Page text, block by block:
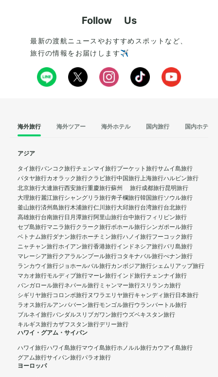
Follow Us
最新の渡航ニュースやおすすめスポットなど、
旅行の情報をお届けします✈️
海外旅行 海外ツアー 海外ホテル 国内旅行 国内ホテル
アジア
タイ旅行バンコク旅行チェンマイ旅行プーケット旅行サムイ島旅行
パタヤ旅行カオラック旅行クラビ旅行中国旅行上海旅行ハルビン旅行
北京旅行大連旅行西安旅行重慶旅行蘇州 旅行成都旅行昆明旅行
大理旅行麗江旅行シャングリラ旅行奔子欄旅行韓国旅行ソウル旅行
釜山旅行済州島旅行木浦旅行仁川旅行大邱旅行台湾旅行台北旅行
高雄旅行台南旅行日月潭旅行阿里山旅行台中旅行フィリピン旅行
セブ島旅行マニラ旅行クラーク旅行ボホール旅行シンガポール旅行
ベトナム旅行ダナン旅行ホーチミン旅行ハノイ旅行フーコック旅行
ニャチャン旅行ホイアン旅行香港旅行インドネシア旅行バリ島旅行
マレーシア旅行クアラルンプール旅行コタキナバル旅行ぺナン旅行
ランカウイ旅行ジョホールバル旅行カンボジア旅行シェムリアップ旅行
マカオ旅行モルディブ旅行マーレ旅行インド旅行チェンナイ旅行
バンガロール旅行ネパール旅行 ミャンマー旅行スリランカ旅行
シギリヤ旅行コロンボ旅行ヌワラエリヤ旅行キャンディ旅行日本旅行
ラオス旅行ルアンパバーン旅行モンゴル旅行ウランバートル旅行
ブルネイ旅行バンダルスリブガワン旅行ウズベキスタン旅行
キルギス旅行カザフスタン旅行デリー旅行
ハワイ・グアム・サイパン
ハワイ旅行ハワイ島旅行マウイ島旅行ホノルル旅行カウアイ島旅行
グアム旅行サイパン旅行パラオ旅行
ヨーロッパ